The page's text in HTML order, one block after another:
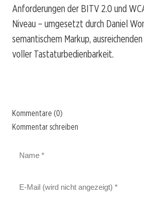
Anforderungen der BITV 2.0 und
Niveau – umgesetzt durch Daniel
semantischem Markup,
voller Tastaturbedienbarkeit.
Kommentare (0)
Kommentar schreiben